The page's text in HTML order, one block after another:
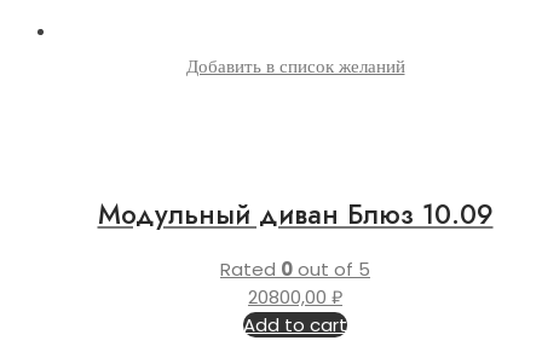
Добавить в список желаний
Модульный диван Блюз 10.09
Rated 0out of 5
20800,00 ₽
Add to cart